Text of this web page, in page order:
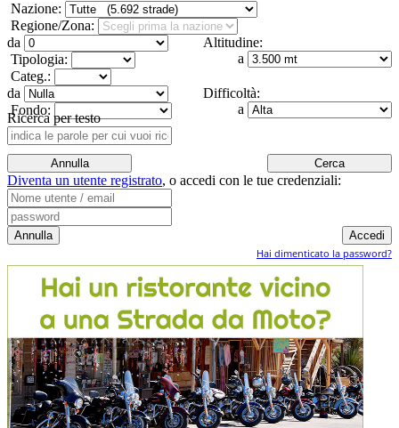
Nazione:
Regione/Zona:
Altitudine:
da
a
Tipologia:
Categ.:
Difficoltà:
da
a
Fondo:
Ricerca per testo
Diventa un utente registrato, o accedi con le tue credenziali:
Hai dimenticato la password?